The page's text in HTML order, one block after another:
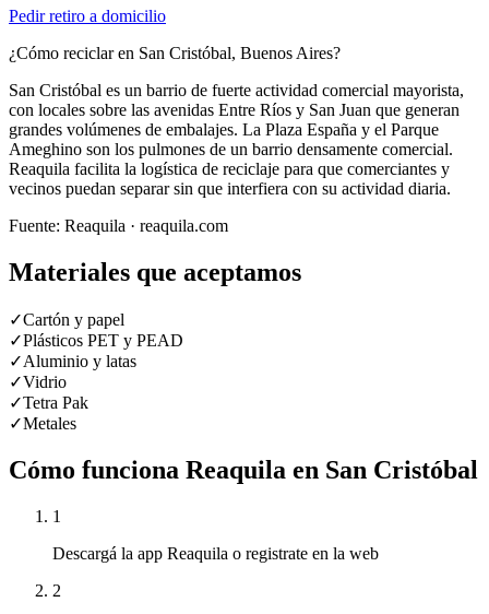
Pedir retiro a domicilio
¿Cómo reciclar en San Cristóbal, Buenos Aires?
San Cristóbal es un barrio de fuerte actividad comercial mayorista,
con locales sobre las avenidas Entre Ríos y San Juan que generan
grandes volúmenes de embalajes. La Plaza España y el Parque
Ameghino son los pulmones de un barrio densamente comercial.
Reaquila facilita la logística de reciclaje para que comerciantes y
vecinos puedan separar sin que interfiera con su actividad diaria.
Fuente: Reaquila · reaquila.com
Materiales que aceptamos
✓Cartón y papel
✓Plásticos PET y PEAD
✓Aluminio y latas
✓Vidrio
✓Tetra Pak
✓Metales
Cómo funciona Reaquila en San Cristóbal
1
Descargá la app Reaquila o registrate en la web
2